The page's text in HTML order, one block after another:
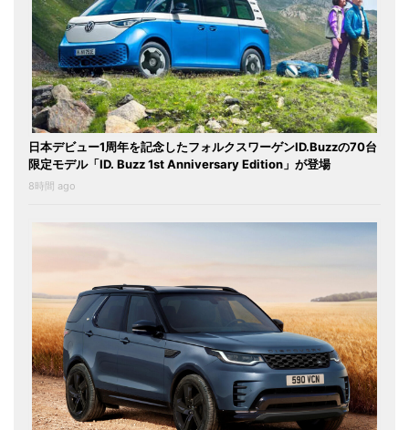
日本デビュー1周年を記念したフォルクスワーゲンID.Buzzの70台
限定モデル「ID. Buzz 1st Anniversary Edition」が登場
8時間 ago